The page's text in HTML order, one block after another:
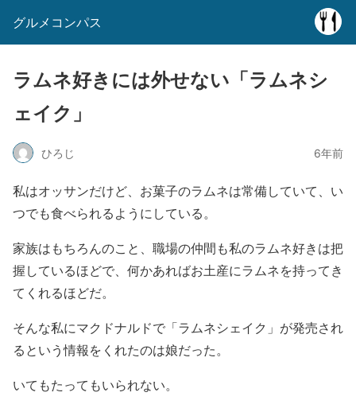
グルメコンパス
ラムネ好きには外せない「ラムネシ
ェイク」
ひろじ 6年前
私はオッサンだけど、お菓子のラムネは常備していて、い
つでも食べられるようにしている。
家族はもちろんのこと、職場の仲間も私のラムネ好きは把
握しているほどで、何かあればお土産にラムネを持ってき
てくれるほどだ。
そんな私にマクドナルドで「ラムネシェイク」が発売され
るという情報をくれたのは娘だった。
いてもたってもいられない。